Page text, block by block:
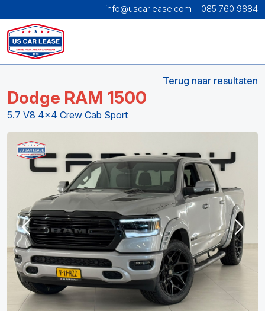
info@uscarlease.com 085 760 9884
Terug naar resultaten
Dodge RAM 1500
5.7 V8 4x4 Crew Cab Sport
Previous Next